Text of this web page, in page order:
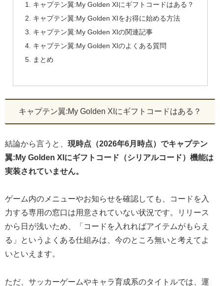
キャプテン翼:My Golden XIにギフトコードはある？
キャプテン翼:My Golden XIをお得に始める方法
キャプテン翼:My Golden XIの関連記事
キャプテン翼:My Golden XIのよくある質問
まとめ
キャプテン翼:My Golden XIにギフトコードはある？
結論から言うと、 現時点（2026年6月時点）でキャプテン
翼:My Golden XIにギフトコード（シリアルコード）機能は
実装されていません。
ゲーム内のメニューやお知らせを確認しても、コードを入
力する専用の窓口は用意されていない状況です。リリース
から日が浅いため、「コードを入れればアイテムがもらえ
る」というよくある仕組みは、今のところ無いと考えてよ
いといえます。
ただ、サッカーゲームやキャラ育成系のタイトルでは、運